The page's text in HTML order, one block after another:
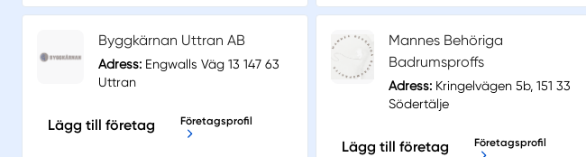
Byggkärnan Uttran AB
Adress: Engwalls Väg 13 147 63
Uttran
Lägg till företag Företagsprofil
Mannes Behöriga
Badrumsproffs
Adress: Kringelvägen 5b, 151 33
Södertälje
Lägg till företag Företagsprofil